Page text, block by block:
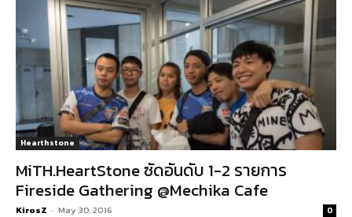
Hearthstone
MiTH.HeartStone ซัดอันดับ 1-2 รายการ
Fireside Gathering @Mechika Cafe
KirosZ - May 30, 2016 0